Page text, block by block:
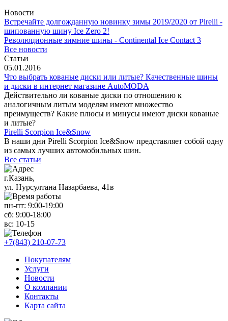
Новости
Встречайте долгожданную новинку зимы 2019/2020 от Pirelli -
шипованную шину Ice Zero 2!
Революционные зимние шины - Continental Ice Contact 3
Все новости
Статьи
05.01.2016
Что выбрать кованые диски или литые? Качественные шины
и диски в интернет магазине AutoMODA
Действительно ли кованые диски по отношению к
аналогичным литым моделям имеют множество
преимуществ? Какие плюсы и минусы имеют диски кованые
и литые?
Pirelli Scorpion Ice&Snow
В наши дни Pirelli Scorpion Ice&Snow представляет собой одну
из самых лучших автомобильных шин.
Все статьи
г.Казань,
ул. Нурсултана Назарбаева, 41в
пн-пт: 9:00-19:00
сб: 9:00-18:00
вс: 10-15
+7(843) 210-07-73
Покупателям
Услуги
Новости
О компании
Контакты
Карта сайта